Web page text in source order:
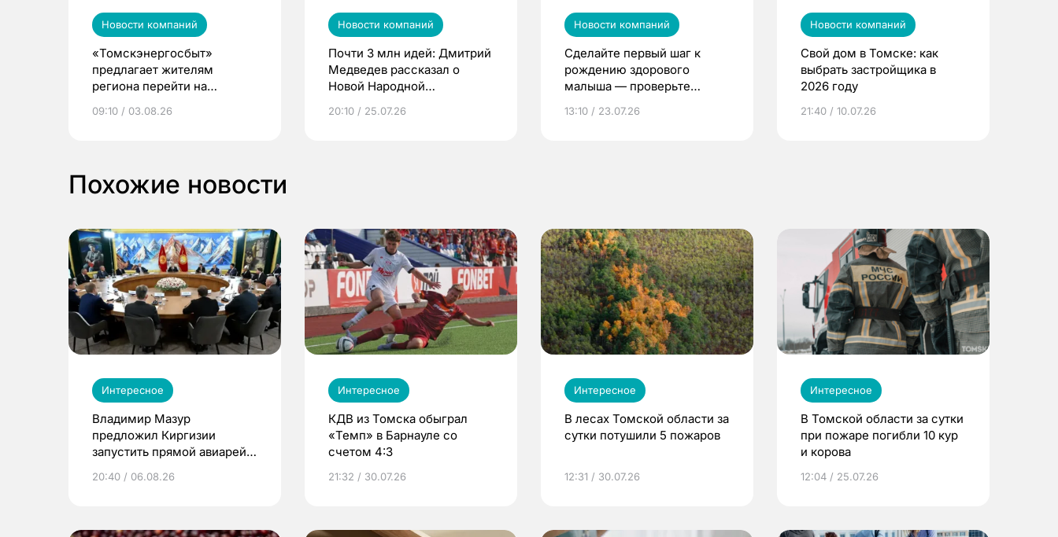
Новости компаний
«Томскэнергосбыт»
предлагает жителям
региона перейти на
выиграть призы
09:10 / 03.08.26
Новости компаний
Почти 3 млн идей: Дмитрий
Медведев рассказал о
Новой Народной
20:10 / 25.07.26
Новости компаний
Сделайте первый шаг к
рождению здорового
малыша — проверьте
по ОМС!
13:10 / 23.07.26
Новости компаний
Свой дом в Томске: как
выбрать застройщика в
2026 году
21:40 / 10.07.26
Похожие новости
Интересное
Владимир Мазур
предложил Киргизии
запустить прямой авиарейс
20:40 / 06.08.26
Интересное
КДВ из Томска обыграл
«Темп» в Барнауле со
счетом 4:3
21:32 / 30.07.26
Интересное
В лесах Томской области за
сутки потушили 5 пожаров
12:31 / 30.07.26
Интересное
В Томской области за сутки
при пожаре погибли 10 кур
и корова
12:04 / 25.07.26